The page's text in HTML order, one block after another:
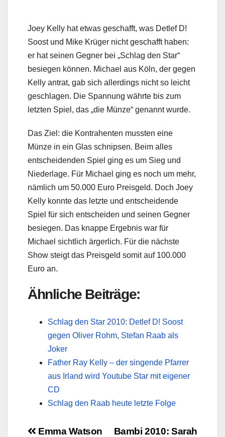
Joey Kelly hat etwas geschafft, was Detlef D!
Soost und Mike Krüger nicht geschafft haben:
er hat seinen Gegner bei „Schlag den Star“
besiegen können. Michael aus Köln, der gegen
Kelly antrat, gab sich allerdings nicht so leicht
geschlagen. Die Spannung währte bis zum
letzten Spiel, das „die Münze“ genannt wurde.
Das Ziel: die Kontrahenten mussten eine
Münze in ein Glas schnipsen. Beim alles
entscheidenden Spiel ging es um Sieg und
Niederlage. Für Michael ging es noch um mehr,
nämlich um 50.000 Euro Preisgeld. Doch Joey
Kelly konnte das letzte und entscheidende
Spiel für sich entscheiden und seinen Gegner
besiegen. Das knappe Ergebnis war für
Michael sichtlich ärgerlich. Für die nächste
Show steigt das Preisgeld somit auf 100.000
Euro an.
Ähnliche Beiträge:
Schlag den Star 2010: Detlef D! Soost
gegen Oliver Rohm, Stefan Raab als
Joker
Father Ray Kelly – der singende Pfarrer
aus Irland wird Youtube Star mit eigener
CD
Schlag den Raab heute letzte Folge
Bambi 2010: Sarah
Emma Watson